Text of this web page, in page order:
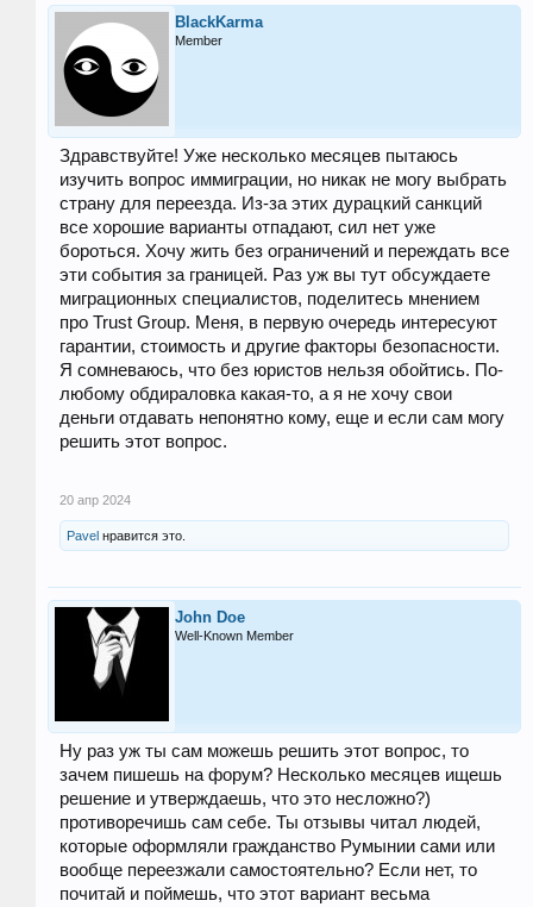
BlackKarma
Member
Здравствуйте! Уже несколько месяцев пытаюсь
изучить вопрос иммиграции, но никак не могу выбрать
страну для переезда. Из-за этих дурацкий санкций
все хорошие варианты отпадают, сил нет уже
бороться. Хочу жить без ограничений и переждать все
эти события за границей. Раз уж вы тут обсуждаете
миграционных специалистов, поделитесь мнением
про Trust Group. Меня, в первую очередь интересуют
гарантии, стоимость и другие факторы безопасности.
Я сомневаюсь, что без юристов нельзя обойтись. По-
любому обдираловка какая-то, а я не хочу свои
деньги отдавать непонятно кому, еще и если сам могу
решить этот вопрос.
20 апр 2024
Pavel нравится это.
John Doe
Well-Known Member
Ну раз уж ты сам можешь решить этот вопрос, то
зачем пишешь на форум? Несколько месяцев ищешь
решение и утверждаешь, что это несложно?)
противоречишь сам себе. Ты отзывы читал людей,
которые оформляли гражданство Румынии сами или
вообще переезжали самостоятельно? Если нет, то
почитай и поймешь, что этот вариант весьма